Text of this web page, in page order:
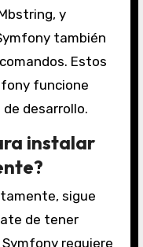
y
también
Estos
funcione
desarrollo.
instalar
sigue
de tener
requiere